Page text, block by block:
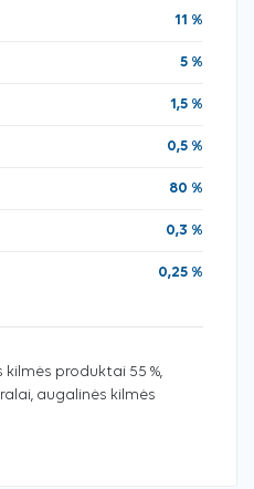
11 %
5 %
1,5 %
0,5 %
80 %
0,3 %
0,25 %
kilmės produktai 55 %,
augalinės kilmės